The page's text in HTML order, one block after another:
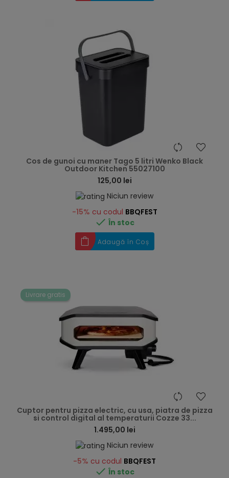
Cos de gunoi cu maner Tago 5 litri Wenko Black
Outdoor Kitchen 55027100
125,00 lei
Niciun review
-15% cu codul BBQFEST
 În stoc
Adaugă în Coș
Livrare gratis
Cuptor pentru pizza electric, cu usa, piatra de pizza
si control digital al temperaturii Cozze 33...
1.495,00 lei
Niciun review
-5% cu codul BBQFEST
 În stoc